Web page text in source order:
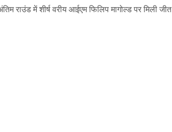
राउंड में शीर्ष वरीय आईएम फिलिप मागोल्ड पर मिली जीत